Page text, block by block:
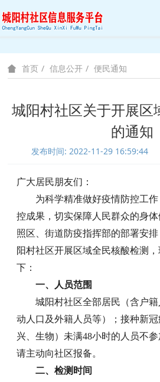
首页 信息公开 便民通知
城阳村社区关于开展区
的通知
发布时间: 2022-11-29 16:59:44
广大居民朋友们：
为科学精准做好疫情防控工
控成果，切实保障人民群众的身
照区、街道防疫指挥部的部署安排
阳村社区开展区域全民核酸检测
下：
一、人员范围
城阳村社区全部居民（含户
动人口及外籍人员等）；接种新
兴、生物）未满48小时的人员不
请主动向社区报备。
二、检测时间